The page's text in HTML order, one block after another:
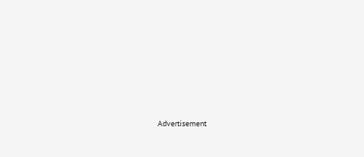
Advertisement